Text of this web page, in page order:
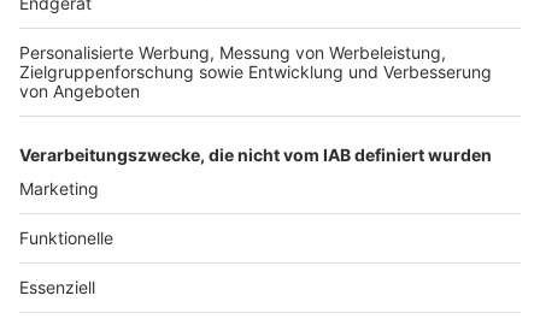
Der Bestellprozess ist mit Hilfe eines SSL-
SERVICE HOTLINE
SHOP SERVICE